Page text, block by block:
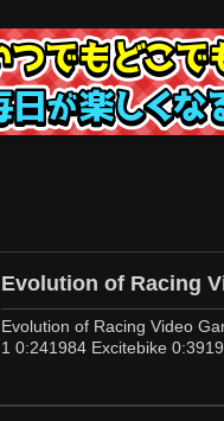
Evolution of Racing
Evolution of Racing Video
1 0:241984 Excitebike